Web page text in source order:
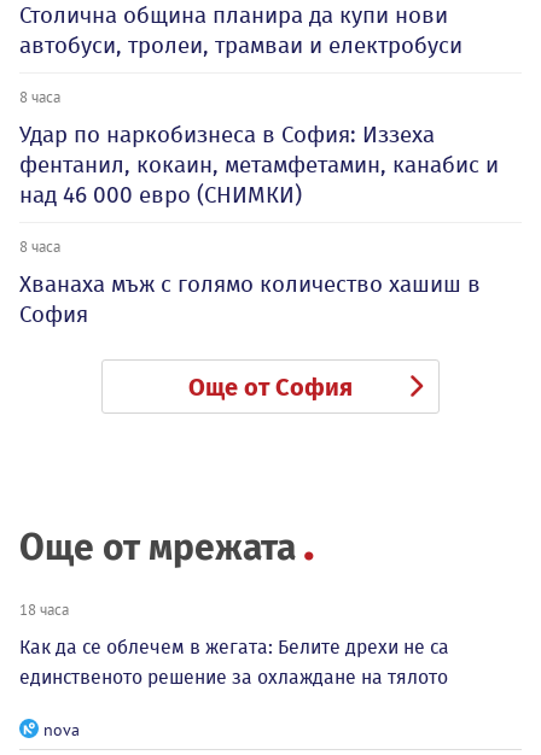
Столична община планира да купи нови
автобуси, тролеи, трамваи и електробуси
8 часа
Удар по наркобизнеса в София: Иззеха
фентанил, кокаин, метамфетамин, канабис и
над 46 000 евро (СНИМКИ)
8 часа
Хванаха мъж с голямо количество хашиш в
София
Още от София
Още от мрежата
18 часа
Как да се облечем в жегата: Белите дрехи не са
единственото решение за охлаждане на тялото
nova